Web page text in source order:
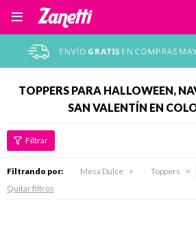

TOPPERS PARA HALLOWEEN,
SAN VALENTÍN EN
Filtrando por: Mesa Dulce Toppers
Quitar filtros